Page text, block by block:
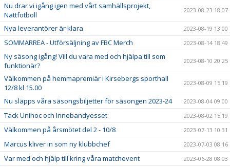
Nu drar vi igång igen med vårt samhällsprojekt,
Nattfotboll
2023-08-23 18:07
Nya leverantörer är klara 2023-08-19 13:00
SOMMARREA - Utförsäljning av FBC Merch 2023-08-14 18:49
Ny säsong igång! Vill du vara med och hjälpa till som
funktionär?
2023-08-10 20:25
Välkommen på hemmapremiär i Kirsebergs sporthall
12/8 kl 15.00
2023-08-09 15:19
Nu släpps våra säsongsbiljetter för säsongen 2023-24 2023-08-04 09:00
Tack Unihoc och Innebandyesset 2023-08-02 15:19
Välkommen på årsmötet del 2 - 10/8 2023-07-13 10:31
Marcus kliver in som ny klubbchef 2023-07-03 08:16
Var med och hjälp till kring våra matchevent 2023-06-28 08:03